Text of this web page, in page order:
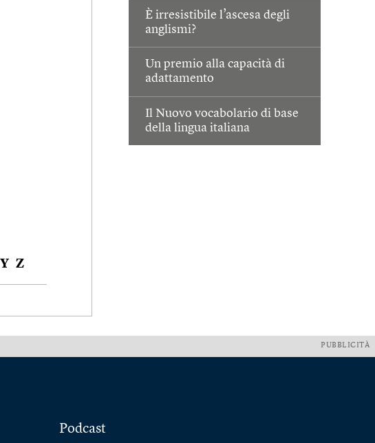
È irresistibile l’ascesa degli
anglismi?
Un premio alla capacità di
adattamento
Il Nuovo vocabolario di base
della lingua italiana
Y Z
PUBBLICITÀ
Podcast